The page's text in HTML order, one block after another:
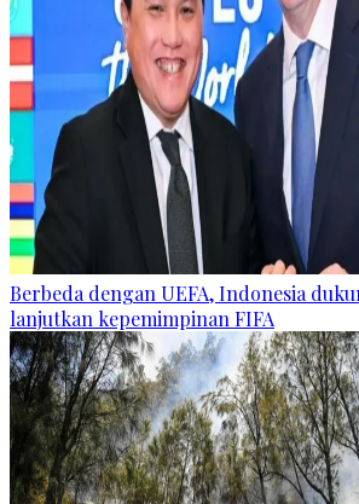
Berbeda dengan UEFA, Indonesia
lanjutkan kepemimpinan FIFA